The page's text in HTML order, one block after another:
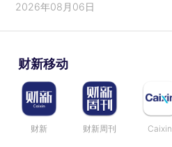
2026年08月06日
财新移动
财新 财新周刊 Caixin